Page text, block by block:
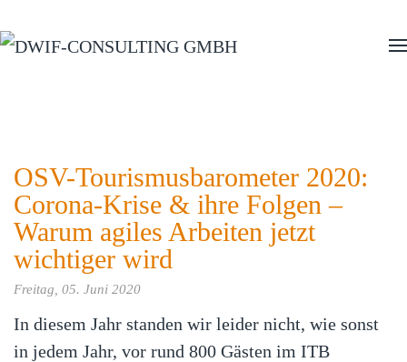
Zum Hauptinhalt springen
OSV-Tourismusbarometer 2020:
Corona-Krise & ihre Folgen –
Warum agiles Arbeiten jetzt
wichtiger wird
Freitag, 05. Juni 2020
In diesem Jahr standen wir leider nicht, wie sonst
in jedem Jahr, vor rund 800 Gästen im ITB